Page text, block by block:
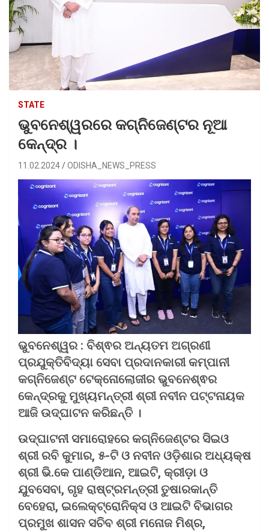
STATE
ଭୁବନେଶ୍ୱରରେ କଗ୍ନିଜେଣ୍ଟର ନୂଆ
କେନ୍ଦ୍ର ।
11.02.2024 ODISHA_NEWS_PRESS
ଭୁବନେଶ୍ୱର : ବିଶ୍ଵର ଅନ୍ୟତମ ଅଗ୍ରଣୀ
ପ୍ରଯୁକ୍ତିବିଦ୍ୟା ସେବା ପ୍ରଦାନକାରୀ କମ୍ପାନୀ
କଗ୍ନିଜେଣ୍ଟ ଟେକ୍ନୋଲୋଜୀର ଭୁବନେଶ୍ଵର
କେନ୍ଦ୍ରକୁ ମୁଖ୍ୟମନ୍ତ୍ରୀ ଶ୍ରୀ ନବୀନ ପଟ୍ଟନାୟକ
ଆଜି ଉଦ୍‍ଘାଟନ କରିଛନ୍ତି ।
ଉଦ୍‍ଘାଟନୀ ସମାରୋହରେ କଗ୍ନିଜେଣ୍ଟର ସିଇଓ
ଶ୍ରୀ ରବି କୁମାର, ୫-ଟି ଓ ନବୀନ ଓଡ଼ିଶାର ଅଧ୍ୟକ୍ଷ
ଶ୍ରୀ ଭି.କେ ପାଣ୍ଡିଆନ, ଆଇଟି, କ୍ରୀଡ଼ା ଓ
ଯୁବସେବା, ଗୃହ ରାଷ୍ଟ୍ରମନ୍ତ୍ରୀ ତୁଷାରକାନ୍ତି
ବେହେରା, ଇଲେକ୍ଟ୍ରୋନିକ୍ସ ଓ ଆଇଟି ବିଭାଗର
ପ୍ରମୁଖ ଶାସନ ସଚିବ ଶ୍ରୀ ମନୋଜ ମିଶ୍ର,